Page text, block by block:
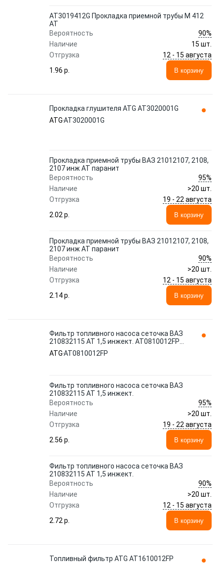
AT3019412G Прокладка приемной трубы М 412
АТ
Вероятность
90%
Наличие
15 шт.
Отгрузка
12 - 15 августа
1.96 p.
В корзину
Прокладка глушителя ATG AT3020001G
ATGAT3020001G
Прокладка приемной трубы ВАЗ 21012107, 2108,
2107 инж АТ паранит
Вероятность
95%
Наличие
>20 шт.
Отгрузка
19 - 22 августа
2.02 p.
В корзину
Прокладка приемной трубы ВАЗ 21012107, 2108,
2107 инж АТ паранит
Вероятность
90%
Наличие
>20 шт.
Отгрузка
12 - 15 августа
2.14 p.
В корзину
Фильтр топливного насоса сеточка ВАЗ
210832115 АТ 1,5 инжект. AT0810012FP
ATG
ATGAT0810012FP
Фильтр топливного насоса сеточка ВАЗ
210832115 АТ 1,5 инжект.
Вероятность
95%
Наличие
>20 шт.
Отгрузка
19 - 22 августа
2.56 p.
В корзину
Фильтр топливного насоса сеточка ВАЗ
210832115 АТ 1,5 инжект.
Вероятность
90%
Наличие
>20 шт.
Отгрузка
12 - 15 августа
2.72 p.
В корзину
Топливный фильтр ATG AT1610012FP